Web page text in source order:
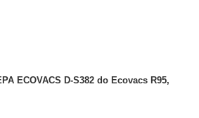
ECOVACS D-S382 do Ecovacs R95,